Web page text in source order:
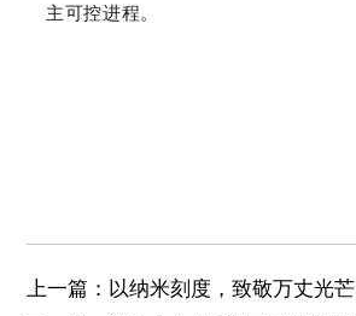
主可控进程。
上一篇：以纳米刻度，致敬万丈光芒